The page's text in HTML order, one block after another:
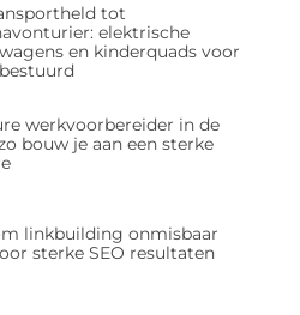
tot
elektrische
en kinderquads voor
werkvoorbereider in de
bouw je aan een sterke
linkbuilding onmisbaar
sterke SEO resultaten